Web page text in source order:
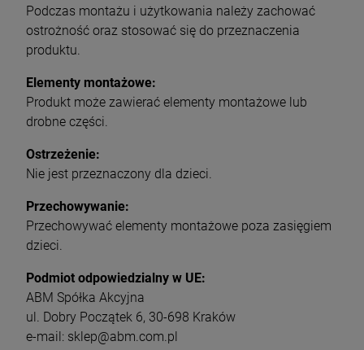
Podczas montażu i użytkowania należy zachować
ostrożność oraz stosować się do przeznaczenia
produktu.
Elementy montażowe:
Produkt może zawierać elementy montażowe lub
drobne części.
Ostrzeżenie:
Nie jest przeznaczony dla dzieci.
Przechowywanie:
Przechowywać elementy montażowe poza zasięgiem
dzieci.
Podmiot odpowiedzialny w UE:
ABM Spółka Akcyjna
ul. Dobry Początek 6, 30-698 Kraków
e-mail: sklep@abm.com.pl